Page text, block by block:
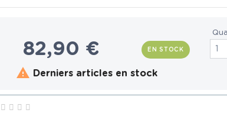
82,90 € EN STOCK
 Derniers articles en stock